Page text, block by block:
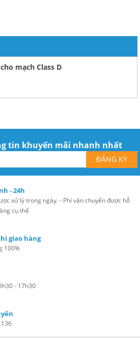
mạch Class D
tin khuyến mãi nhanh nhất
- 24h
xử lý trong ngày. - Phí vận chuyển được hỗ
cụ thể
giao hàng
100%
- 17h30